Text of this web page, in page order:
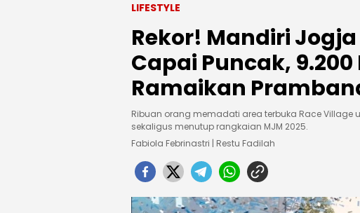
LIFESTYLE
Rekor! Mandiri
Capai Puncak, 9.200
Ramaikan
Ribuan orang memadati area terbuka Race Village
sekaligus menutup rangkaian MJM 2025.
Fabiola Febrinastri | Restu Fadilah